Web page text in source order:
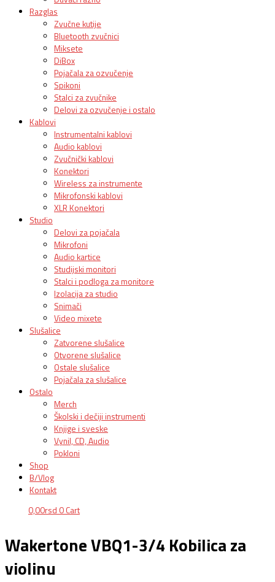
Razglas
Zvučne kutije
Bluetooth zvučnici
Miksete
DiBox
Pojačala za ozvučenje
Spikoni
Stalci za zvučnike
Delovi za ozvučenje i ostalo
Kablovi
Instrumentalni kablovi
Audio kablovi
Zvučnički kablovi
Konektori
Wireless za instrumente
Mikrofonski kablovi
XLR Konektori
Studio
Delovi za pojačala
Mikrofoni
Audio kartice
Studijski monitori
Stalci i podloga za monitore
Izolacija za studio
Snimači
Video mixete
Slušalice
Zatvorene slušalice
Otvorene slušalice
Ostale slušalice
Pojačala za slušalice
Ostalo
Merch
Školski i dečiji instrumenti
Knjige i sveske
Vynil, CD, Audio
Pokloni
Shop
B/Vlog
Kontakt
0,00rsd 0 Cart
Wakertone VBQ1-3/4 Kobilica za
violinu